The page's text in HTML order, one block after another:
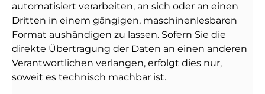
automatisiert verarbeiten, an sich oder an einen
Dritten in einem gängigen, maschinenlesbaren
Format aushändigen zu lassen. Sofern Sie die
direkte Übertragung der Daten an einen anderen
Verantwortlichen verlangen, erfolgt dies nur,
soweit es technisch machbar ist.